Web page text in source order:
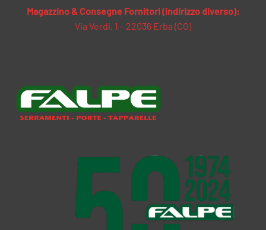
Magazzino & Consegne Fornitori (indirizzo diverso):
Via Verdi, 1 – 22036 Erba (CO)